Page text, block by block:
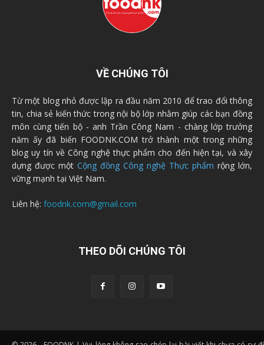
VỀ CHÚNG TÔI
Từ một blog nhỏ được lập ra đầu năm 2010 để trao đổi thông
tin, chia sẻ kiến thức trong nội bộ lớp nhằm giúp các bạn đồng
môn cùng tiến bộ - anh Trần Công Nam - chàng lớp trưởng
năm ấy đã biến FOODNK.COM trở thành một trong những
blog uy tín về Công nghệ thực phẩm cho đến hiện tại, và xây
dựng được một Cộng đồng Công nghệ Thực phẩm rộng lớn,
vững mạnh tại Việt Nam.
Liên hệ: foodnk.com@gmail.com
THEO DÕI CHÚNG TÔI